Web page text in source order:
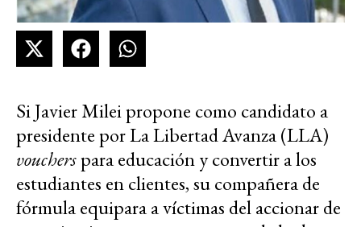
Si Javier Milei propone como candidato a
presidente por La Libertad Avanza (LLA)
voucherspara educación y convertir a los
estudiantes en clientes, su compañera de
fórmula equipara a víctimas del accionar de